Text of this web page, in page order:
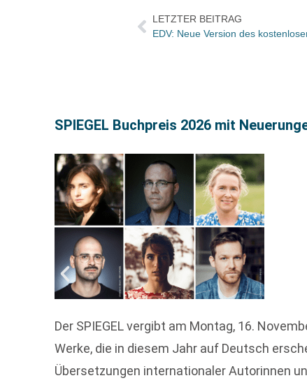
LETZTER BEITRAG
EDV: Neue Version des
SPIEGEL Buchpreis 2026 mit
Der SPIEGEL vergibt am Montag, 16.
Werke, die in diesem Jahr auf Deutsch
Übersetzungen internationaler Autorinnen